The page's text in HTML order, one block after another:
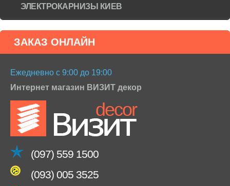
ЭЛЕКТРОКАРНИЗЫ КИЕВ
ЗАКАЗ ОНЛАЙН
Ежедневно с 9:00 до 19:00
Интернет магазин ВИЗИТ декор
(097) 559 1500
(093) 005 3525